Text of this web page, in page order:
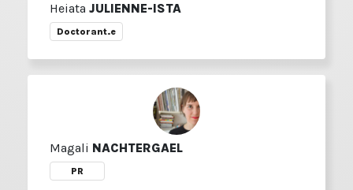
Heiata JULIENNE-ISTA
Doctorant.e
Magali NACHTERGAEL
PR